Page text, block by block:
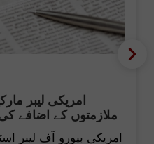
امریکی بیورو آف لیبر